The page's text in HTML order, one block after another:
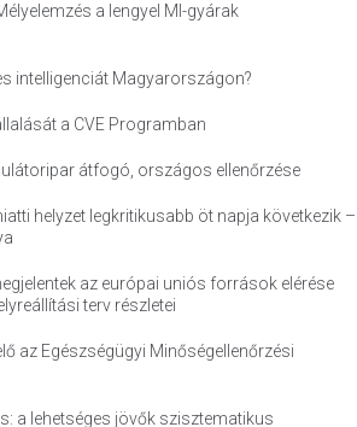
a lengyel MI-gyárak
intelligenciát Magyarországon?
a CVE Programban
átfogó, országos ellenőrzése
helyzet legkritikusabb öt napja következik –
az európai uniós források elérése
terv részletei
az Egészségügyi Minőségellenőrzési
a lehetséges jövők szisztematikus